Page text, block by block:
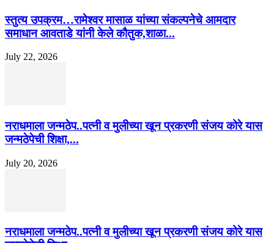
स्तुत्य उपक्रम…रामेश्वर मासाळ यांच्या संकल्पनेचे आमदार
समाधान आवताडे यांनी केले कौतुक,शाळा...
July 22, 2026
नराधमाला जन्मठेप..पत्नी व मुलीच्या खून प्रकरणी संजय कोरे यास
जन्मठेपेची शिक्षा,...
July 20, 2026
नराधमाला जन्मठेप..पत्नी व मुलीच्या खून प्रकरणी संजय कोरे यास